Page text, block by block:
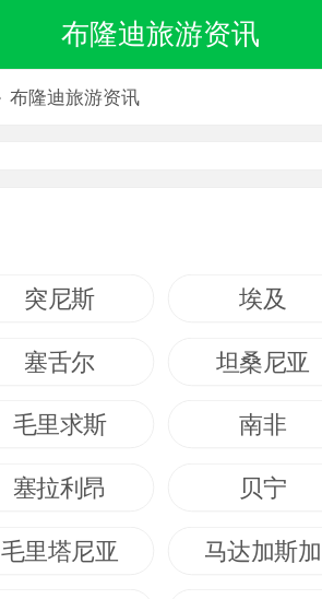
布隆迪旅游资讯
布隆迪旅游资讯
突尼斯 埃及
塞舌尔 坦桑尼亚
毛里求斯 南非
塞拉利昂 贝宁
毛里塔尼亚 马达加斯加